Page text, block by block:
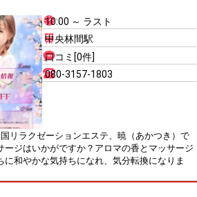
10:00 ～ ラスト
中央林間駅
口コミ[0件]
080-3157-1803
リラクゼーションエステ、暁（あかつき）で
ージはいかがですか？アロマの香とマッサージ
和やかな気持ちになれ、気分転換になりま